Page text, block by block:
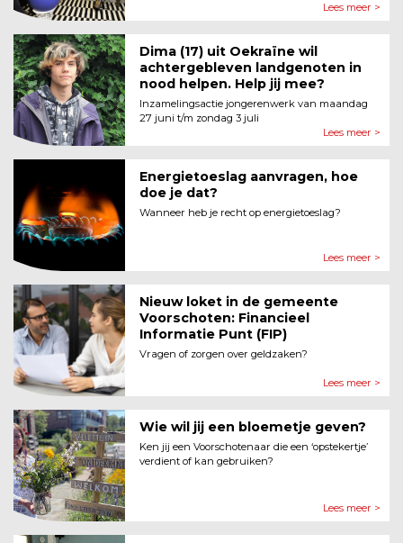
Lees meer >
Dima (17) uit Oekraïne wil
achtergebleven landgenoten in
nood helpen. Help jij mee?
Inzamelingsactie jongerenwerk van maandag
27 juni t/m zondag 3 juli
Lees meer >
Energietoeslag aanvragen, hoe
doe je dat?
Wanneer heb je recht op energietoeslag?
Lees meer >
Nieuw loket in de gemeente
Voor­schoten: Financieel
Informatie Punt (FIP)
Vragen of zorgen over geldzaken?
Lees meer >
Wie wil jij een bloemetje geven?
Ken jij een Voorschotenaar die een ‘opstekertje’
verdient of kan gebruiken?
Lees meer >